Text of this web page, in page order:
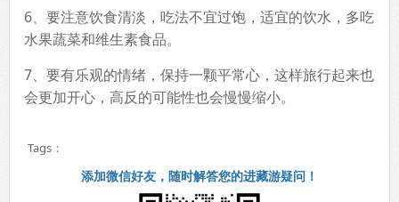
6、要注意饮食清淡，吃法不宜过饱，适宜的饮水，多吃
水果蔬菜和维生素食品。
7、要有乐观的情绪，保持一颗平常心，这样旅行起来也
会更加开心，高反的可能性也会慢慢缩小。
Tags：
添加微信好友，随时解答您的进藏游疑问！